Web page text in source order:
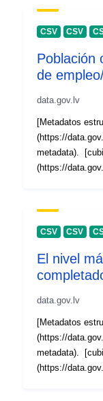
uriRef:
CSV CSV
Población
de
data.gov.lv
[Metadatos
(https://
metadata).
(https://
CSV CSV
El nivel
data.gov.lv
[Metadatos
(https://
metadata).
(https://